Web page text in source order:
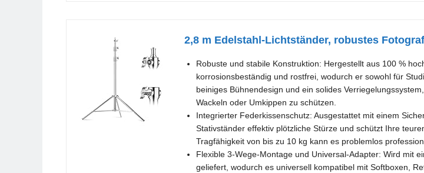
2,8 m Edelstahl-Lichtständer, robustes
Robuste und stabile Konstruktion: Hergestellt aus 100 %
korrosionsbeständig und rostfrei, wodurch er sowohl für
beiniges Bühnendesign und ein solides
Wackeln oder Umkippen zu schützen.
Integrierter Federkissenschutz: Ausgestattet mit einem
Stativständer effektiv plötzliche Stürze und schützt Ihre
Tragfähigkeit von bis zu 10 kg kann es problemlos
Flexible 3-Wege-Montage und Universal-Adapter: Wird mit
geliefert, wodurch es universell kompatibel mit Softboxen,